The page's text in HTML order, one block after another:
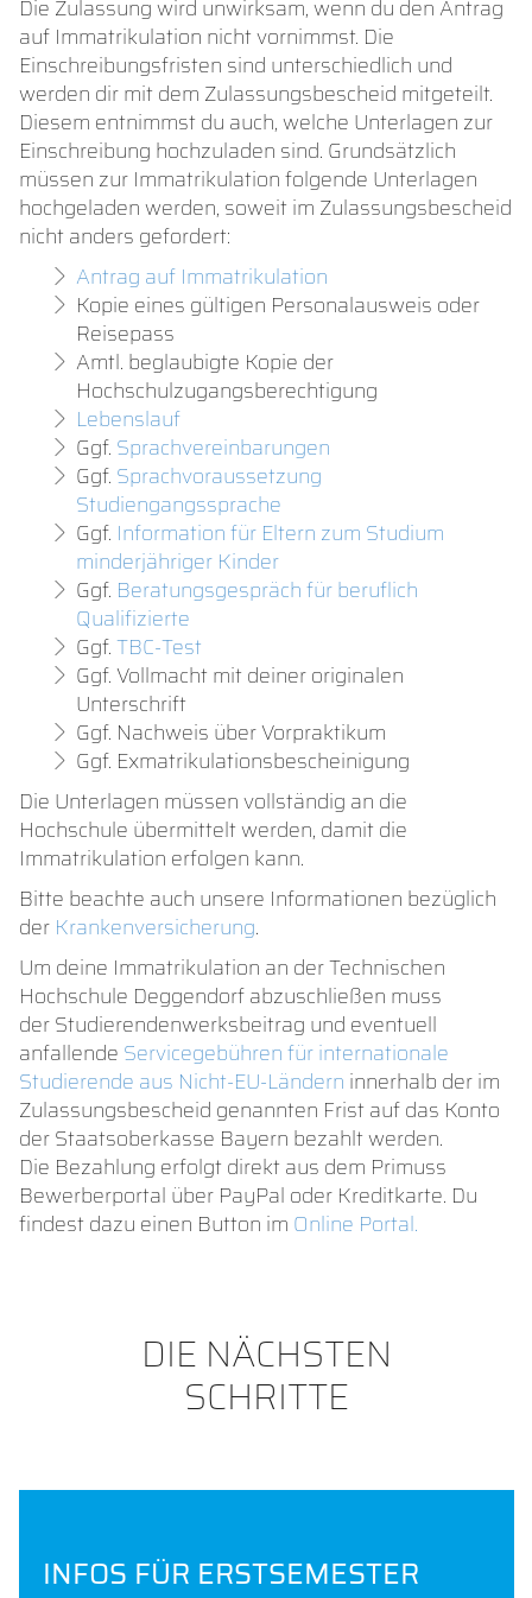
Die Zulassung wird unwirksam, wenn du den Antrag
auf Immatrikulation nicht vornimmst. Die
Einschreibungsfristen sind unterschiedlich und
werden dir mit dem Zulassungsbescheid mitgeteilt.
Diesem entnimmst du auch, welche Unterlagen zur
Einschreibung hochzuladen sind. Grundsätzlich
müssen zur Immatrikulation folgende Unterlagen
hochgeladen werden, soweit im Zulassungsbescheid
nicht anders gefordert:
Antrag auf Immatrikulation
Kopie eines gültigen Personalausweis oder
Reisepass
Amtl. beglaubigte Kopie der
Hochschulzugangsberechtigung
Lebenslauf
Ggf. Sprachvereinbarungen
Ggf. Sprachvoraussetzung
Studiengangssprache
Ggf. Information für Eltern zum Studium
minderjähriger Kinder
Ggf. Beratungsgespräch für beruflich
Qualifizierte
Ggf.TBC-Test
Ggf. Vollmacht mit deiner originalen
Unterschrift
Ggf. Nachweis über Vorpraktikum
Ggf. Exmatrikulationsbescheinigung
Die Unterlagen müssen vollständig an die
Hochschule übermittelt werden, damit die
Immatrikulation erfolgen kann.
Bitte beachte auch unsere Informationen bezüglich
der Krankenversicherung.
Um deine Immatrikulation an der Technischen
Hochschule Deggendorf abzuschließen muss
der Studierendenwerksbeitrag und eventuell
anfallende Servicegebühren für internationale
Studierende aus Nicht-EU-Ländern innerhalb der im
Zulassungsbescheid genannten Frist auf das Konto
der Staatsoberkasse Bayern bezahlt werden.
Die Bezahlung erfolgt direkt aus dem Primuss
Bewerberportal über PayPal oder Kreditkarte. Du
findest dazu einen Button im Online Portal.
DIE NÄCHSTEN
SCHRITTE
INFOS FÜR ERSTSEMESTER